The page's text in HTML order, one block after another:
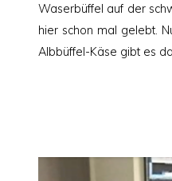
Waserbüffel auf der
hier schon mal gelebt.
Albbüffel-Käse gibt es